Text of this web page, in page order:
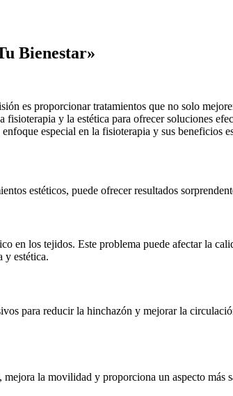
Bienestar»
es proporcionar tratamientos que no solo
y la estética para ofrecer soluciones
especial en la fisioterapia y sus beneficios
estéticos, puede ofrecer resultados
los tejidos. Este problema puede afectar la
y estética.
para reducir la hinchazón y mejorar la
la movilidad y proporciona un aspecto más